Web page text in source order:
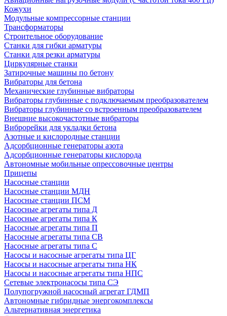
Кожухи
Модульные компрессорные станции
Трансформаторы
Строительное оборудование
Станки для гибки арматуры
Станки для резки арматуры
Циркулярные станки
Затирочные машины по бетону
Вибраторы для бетона
Механические глубинные вибраторы
Вибраторы глубинные с подключаемым преобразователем
Вибраторы глубинные со встроенным преобразователем
Внешние высокочастотные вибраторы
Виброрейки для укладки бетона
Азотные и кислородные станции
Адсорбционные генераторы азота
Адсорбционные генераторы кислорода
Автономные мобильные опрессовочные центры
Прицепы
Насосные станции
Насосные станции МДН
Насосные станции ПСМ
Насосные агрегаты типа Д
Насосные агрегаты типа К
Насосные агрегаты типа П
Насосные агрегаты типа СВ
Насосные агрегаты типа С
Насосы и насосные агрегаты типа ЦГ
Насосы и насосные агрегаты типа НК
Насосы и насосные агрегаты типа НПС
Сетевые электронасосы типа СЭ
Полупогружной насосный агрегат ГДМП
Автономные гибридные энергокомплексы
Альтернативная энергетика